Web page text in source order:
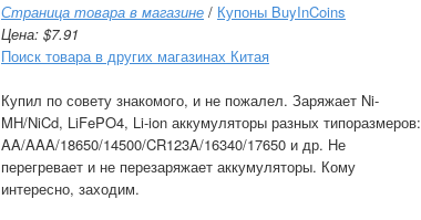
Страница товара в магазине / Купоны BuyInCoins
Цена: $7.91
Поиск товара в других магазинах Китая
Купил по совету знакомого, и не пожалел. Заряжает Ni-
MH/NiCd, LiFePO4, Li-ion аккумуляторы разных типоразмеров:
AA/AAA/18650/14500/CR123A/16340/17650 и др. Не
перегревает и не перезаряжает аккумуляторы. Кому
интересно, заходим.